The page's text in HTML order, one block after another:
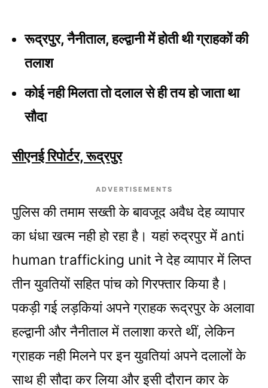
रूद्रपुर, नैनीताल, हल्द्वानी में होती थी ग्राहकों की
तलाश
कोई नही मिलता तो दलाल से ही तय हो जाता था
सौदा
सीएनई रिपोर्टर, रूद्रपुर
ADVERTISEMENTS
पुलिस की तमाम सख्ती के बावजूद अवैध देह व्यापार
का धंधा खत्म नही हो रहा है। यहां रुद्रपुर में anti
human trafficking unit ने देह व्यापार में लिप्त
तीन युवतियों सहित पांच को गिरफ्तार किया है।
पकड़ी गई लड़कियां अपने ग्राहक रूद्रपुर के अलावा
हल्द्वानी और नैनीताल में तलाशा करते थीं, लेकिन
ग्राहक नही मिलने पर इन युवतियां अपने दलालों के
साथ ही सौदा कर लिया और इसी दौरान कार के